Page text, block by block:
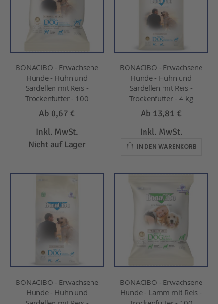
BONACIBO - Erwachsene
Hunde - Huhn und
Sardellen mit Reis -
Trockenfutter - 100
Ab 0,67 €
Inkl. MwSt.
Nicht auf Lager
BONACIBO - Erwachsene
Hunde - Huhn und
Sardellen mit Reis -
Trockenfutter - 4 kg
Ab 13,81 €
Inkl. MwSt.
IN DEN WARENKORB
BONACIBO - Erwachsene
Hunde - Huhn und
BONACIBO - Erwachsene
Hunde - Lamm mit Reis -